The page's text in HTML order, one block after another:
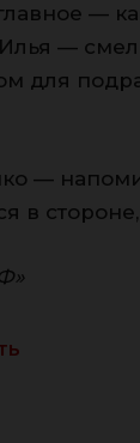
—
—
для
—
в